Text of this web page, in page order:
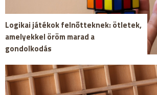
Logikai játékok felnőtteknek: ötletek,
amelyekkel öröm marad a
gondolkodás